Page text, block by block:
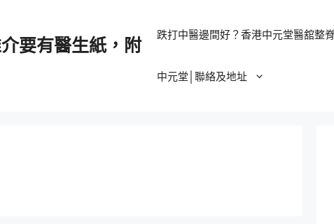
要有醫生紙，附
跌打中醫邊間好？香港中元堂醫舘整
中元堂│聯絡及地址